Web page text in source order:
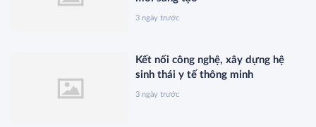
3 ngày trước
Kết nối công nghệ, xây dựng hệ
sinh thái y tế thông minh
3 ngày trước